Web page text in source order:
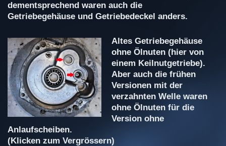
dementsprechend waren auch die
Getriebegehäuse und Getriebedeckel anders.
Altes Getriebegehäuse
ohne Ölnuten (hier von
einem Keilnutgetriebe).
Aber auch die frühen
Versionen mit der
verzahnten Welle waren
ohne Ölnuten für die
Version ohne
Anlaufscheiben.
(Klicken zum Vergrössern)